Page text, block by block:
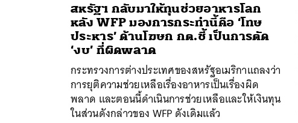
สหรัฐฯ กลับมาให้ทุนช่วยอาหารโลก
หลัง WFP มองการกระทำนี้คือ ‘โทษ
ประหาร’ ด้านโฆษก กต.ชี้ เป็นการตัด
‘งบ’ ที่ผิดพลาด
กระทรวงการต่างประเทศของสหรัฐอเมริกาแถลงว่า
การยุติความช่วยเหลือเรื่องอาหารเป็นเรื่องผิด
พลาด และตอนนี้ดำเนินการช่วยเหลือและให้เงินทุน
ในส่วนดังกล่าวของ WFP ดังเดิมแล้ว
ค้นหา